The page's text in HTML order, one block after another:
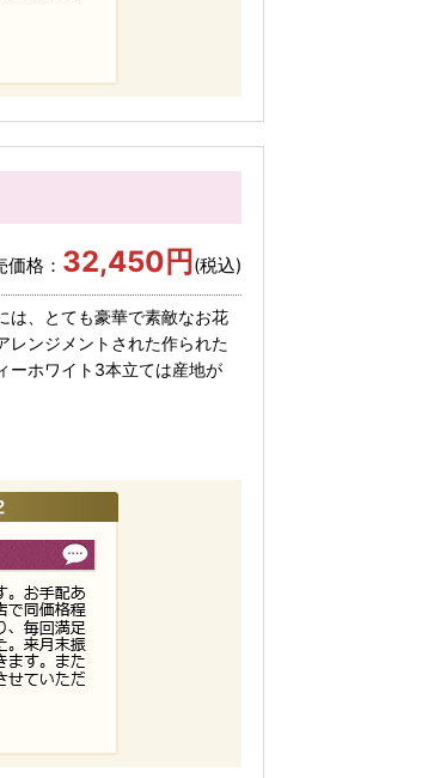
格： 32,450円 (税込)
、とても豪華で素敵なお花
レンジメントされた作られた
ーホワイト3本立ては産地が